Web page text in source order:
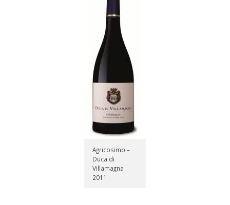
Agricosimo –
Duca di
Villamagna
2011